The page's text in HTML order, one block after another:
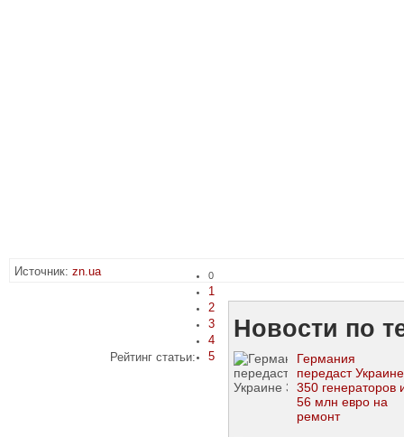
Источник: zn.ua
Рейтинг статьи:
0
1
2
3
4
5
Новости по
Германия
передаст Украине
350 генераторов
56 млн евро на
ремонт